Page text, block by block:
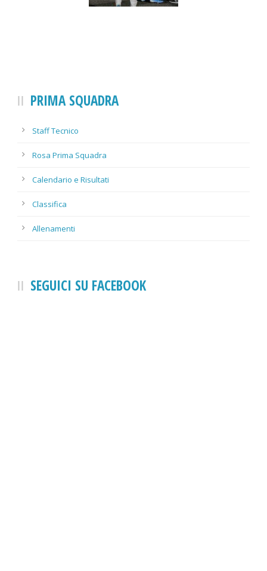
PRIMA SQUADRA
Staff Tecnico
Rosa Prima Squadra
Calendario e Risultati
Classifica
Allenamenti
SEGUICI SU FACEBOOK